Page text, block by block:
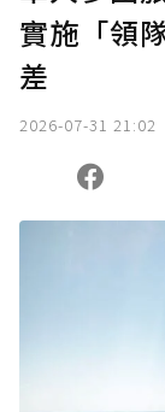
實施「領
差
2026-07-31 21:02